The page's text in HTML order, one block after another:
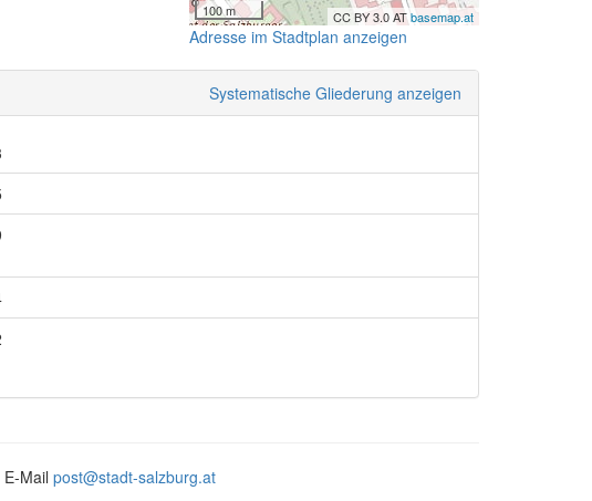
100 m CC BY 3.0 ATbasemap.at
Adresse im Stadtplan anzeigen
Systematische Gliederung anzeigen
E-Mail post@stadt-salzburg.at